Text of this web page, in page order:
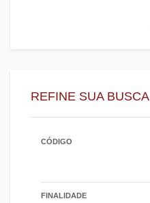
REFINE SUA BUSCA
CÓDIGO
FINALIDADE